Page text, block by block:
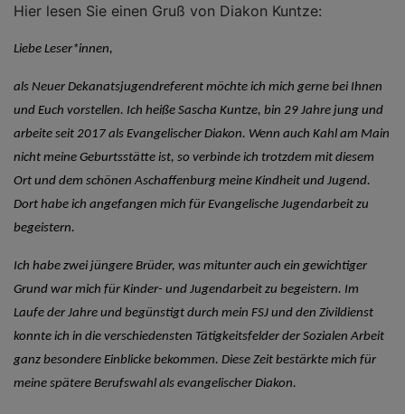
Hier lesen Sie einen Gruß von Diakon Kuntze:
Liebe Leser*innen,
als Neuer Dekanatsjugendreferent möchte ich mich gerne bei Ihnen
und Euch vorstellen. Ich heiße Sascha Kuntze, bin 29 Jahre jung und
arbeite seit 2017 als Evangelischer Diakon. Wenn auch Kahl am Main
nicht meine Geburtsstätte ist, so verbinde ich trotzdem mit diesem
Ort und dem schönen Aschaffenburg meine Kindheit und Jugend.
Dort habe ich angefangen mich für Evangelische Jugendarbeit zu
begeistern.
Ich habe zwei jüngere Brüder, was mitunter auch ein gewichtiger
Grund war mich für Kinder- und Jugendarbeit zu begeistern. Im
Laufe der Jahre und begünstigt durch mein FSJ und den Zivildienst
konnte ich in die verschiedensten Tätigkeitsfelder der Sozialen Arbeit
ganz besondere Einblicke bekommen. Diese Zeit bestärkte mich für
meine spätere Berufswahl als evangelischer Diakon.